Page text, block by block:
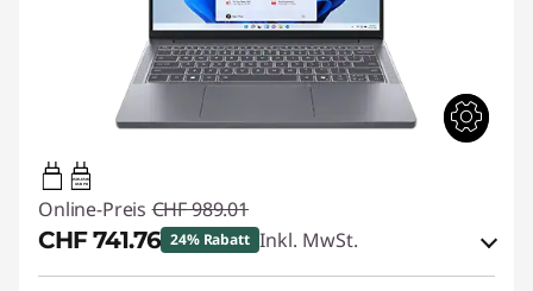
45W-65W
USB PD
Online-Preis CHF 989.01
CHF 741.76 24% Rabatt Inkl. MwSt.
eCoupon-Rabatt :-CHF 247.25